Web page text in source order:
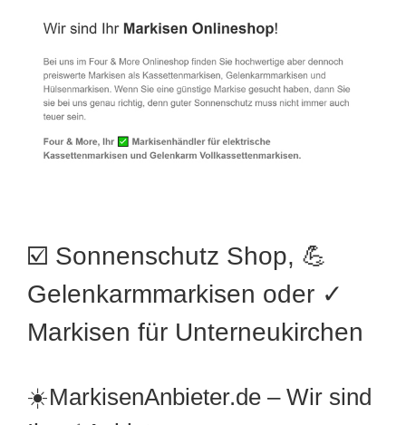
☑️ Sonnenschutz Shop, 💪
Gelenkarmmarkisen oder ✓
Markisen für Unterneukirchen
☀️MarkisenAnbieter.de – Wir sind